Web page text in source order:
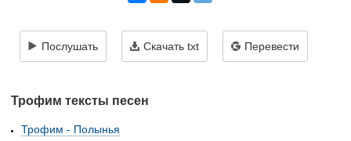
Послушать Скачать txt Перевести
Трофим тексты песен
Трофим - Полынья